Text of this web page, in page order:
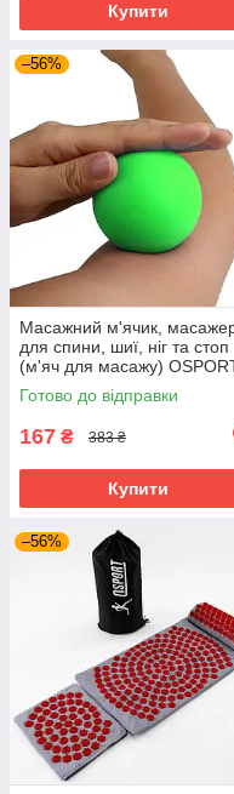
Купити
–56%
Масажний м'ячик,
для спини, шиї, ніг та стоп
(м'яч для масажу)
6см (MS 3271-1) Зелений
Готово до відправки
167 ₴ 383 ₴
Купити
–56%